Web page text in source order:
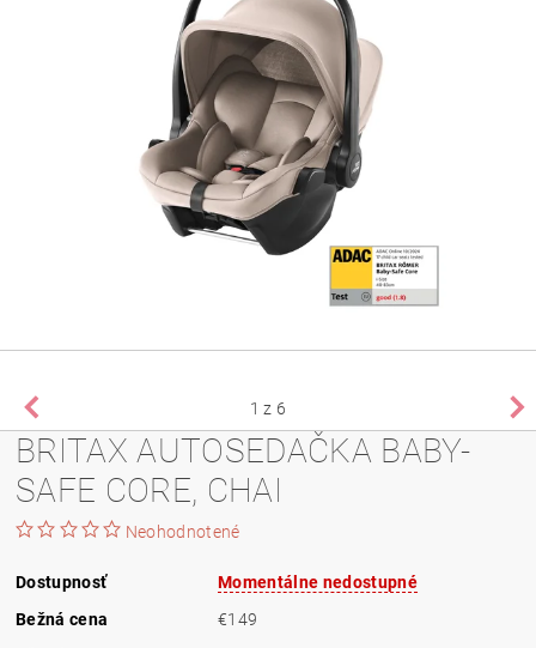
1 z 6
BRITAX AUTOSEDAČKA BABY-
SAFE CORE, CHAI
Neohodnotené
Dostupnosť
Momentálne nedostupné
Bežná cena
€149